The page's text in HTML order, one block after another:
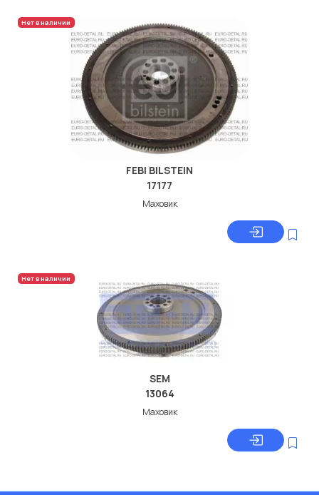
Нет в наличии
FEBI BILSTEIN
17177
Маховик
Нет в наличии
SEM
13064
Маховик